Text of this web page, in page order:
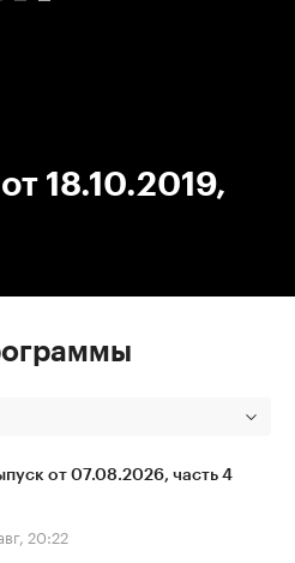
18.10.2019,
от 07.08.2026, часть 4
20:22